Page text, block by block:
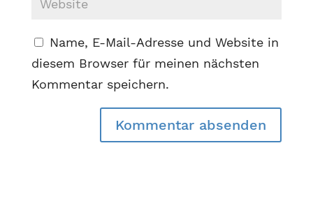
Name, E-Mail-Adresse und Website in
diesem Browser für meinen nächsten
Kommentar speichern.